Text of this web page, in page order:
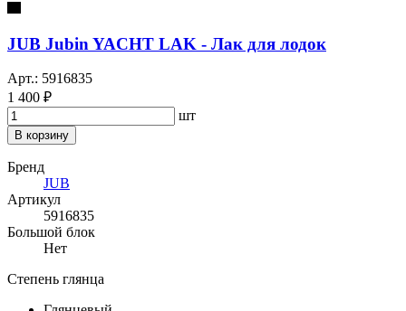
JUB Jubin YACHT LAK - Лак для лодок
Арт.: 5916835
1 400 ₽
шт
В корзину
Бренд
JUB
Артикул
5916835
Большой блок
Нет
Степень глянца